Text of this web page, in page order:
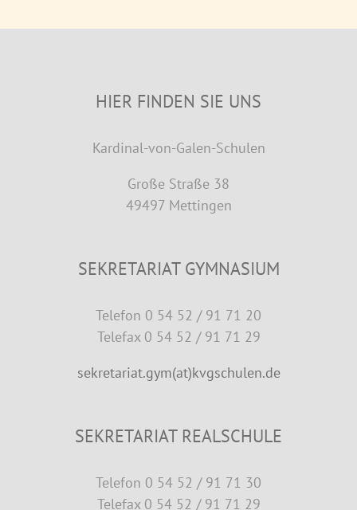
HIER FINDEN SIE UNS
Kardinal-von-Galen-Schulen
Große Straße 38
49497 Mettingen
SEKRETARIAT GYMNASIUM
Telefon 0 54 52 / 91 71 20
Telefax 0 54 52 / 91 71 29
sekretariat.gym(at)kvgschulen.de
SEKRETARIAT REALSCHULE
Telefon 0 54 52 / 91 71 30
Telefax 0 54 52 / 91 71 29